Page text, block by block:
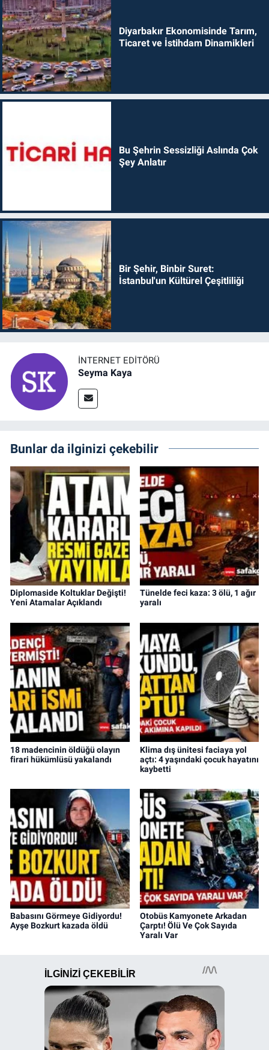
Diyarbakır Ekonomisinde Tarım,
Ticaret ve İstihdam Dinamikleri
Bu Şehrin Sessizliği Aslında Çok
Şey Anlatır
Bir Şehir, Binbir Suret:
İstanbul'un Kültürel Çeşitliliği
İNTERNET EDITÖRÜ
Seyma Kaya
Bunlar da ilginizi çekebilir
Diplomaside Koltuklar Değişti!
Yeni Atamalar Açıklandı
Tünelde feci kaza: 3 ölü, 1 ağır
yaralı
18 madencinin öldüğü olayın
firari hükümlüsü yakalandı
Klima dış ünitesi faciaya yol
açtı: 4 yaşındaki çocuk hayatını
kaybetti
Babasını Görmeye Gidiyordu!
Ayşe Bozkurt kazada öldü
Otobüs Kamyonete Arkadan
Çarptı! Ölü Ve Çok Sayıda
Yaralı Var